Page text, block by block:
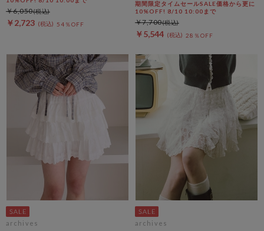
￥2,723 54％OFF
￥6,050
期間限定タイムセールSALE価格から更に
10%OFF! 8/10 10:00まで
￥5,544 28％OFF
￥7,700
archives archives